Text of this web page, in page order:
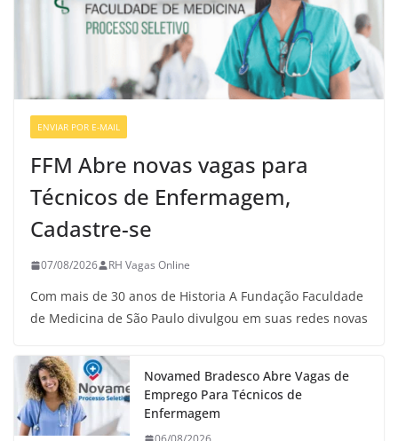
ENVIAR POR E-MAIL
FFM Abre novas vagas para
Técnicos de Enfermagem,
Cadastre-se
07/08/2026 RH Vagas Online
Com mais de 30 anos de Historia A Fundação Faculdade
de Medicina de São Paulo divulgou em suas redes novas
Novamed Bradesco Abre Vagas de
Emprego Para Técnicos de
Enfermagem